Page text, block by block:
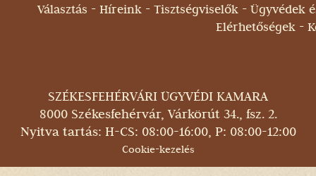
Választás Híreink Tisztségviselők
Ügyvédek
Elérhetőségek
SZÉKESFEHÉRVÁRI ÜGYVÉDI KAMARA
8000 Székesfehérvár, Várkörút 34., fsz. 2.
Nyitva tartás: H-CS: 08:00-16:00, P: 08:00-12:00
Cookie-kezelés